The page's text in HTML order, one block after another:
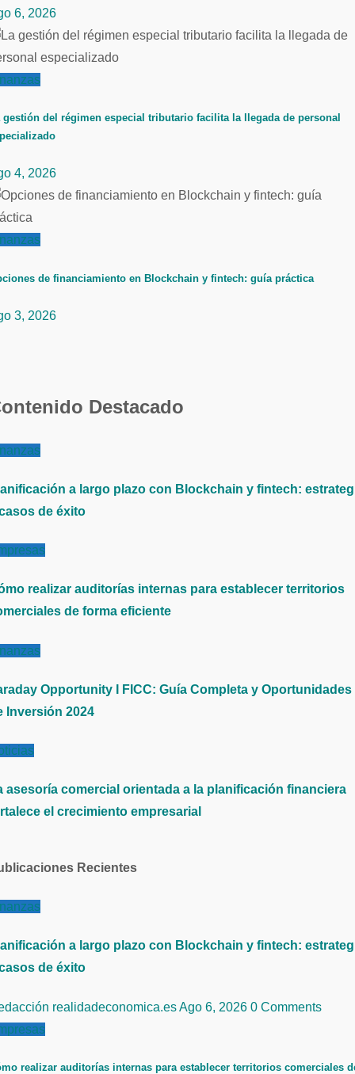
6, 2026
gestión del régimen especial tributario facilita la llegada de personal
4, 2026
de financiamiento en Blockchain y fintech: guía práctica
3, 2026
Destacado
a largo plazo con Blockchain y fintech:
de éxito
realizar auditorías internas para establecer territorios
de forma eficiente
Opportunity I FICC: Guía Completa y Oportunidades
Inversión 2024
asesoría comercial orientada a la planificación financiera
el crecimiento empresarial
Recientes
a largo plazo con Blockchain y fintech:
de éxito
realidadeconomica.esAgo 6, 2026 0 Comments
realizar auditorías internas para establecer territorios comerciales